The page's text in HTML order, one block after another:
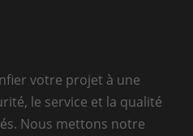
votre projet à une
le service et la qualité
Nous mettons notre